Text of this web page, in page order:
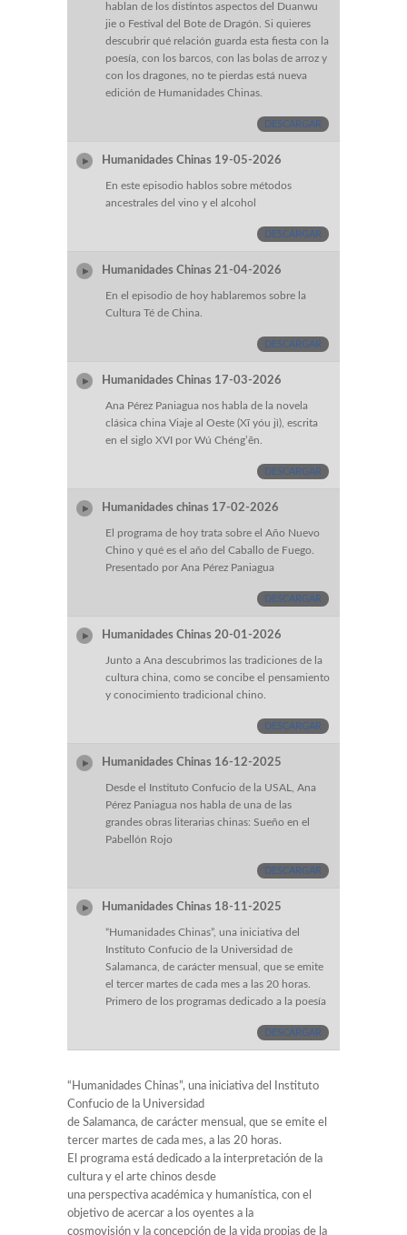
hablan de los distintos aspectos del Duanwu
jie o Festival del Bote de Dragón. Si quieres
descubrir qué relación guarda esta fiesta con la
poesía, con los barcos, con las bolas de arroz y
con los dragones, no te pierdas está nueva
edición de Humanidades Chinas.
DESCARGAR
Humanidades Chinas 19-05-2026
En este episodio hablos sobre métodos
ancestrales del vino y el alcohol
DESCARGAR
Humanidades Chinas 21-04-2026
En el episodio de hoy hablaremos sobre la
Cultura Té de China.
DESCARGAR
Humanidades Chinas 17-03-2026
Ana Pérez Paniagua nos habla de la novela
clásica china Viaje al Oeste (Xī yóu jì), escrita
en el siglo XVI por Wú Chéng’ēn.
DESCARGAR
Humanidades chinas 17-02-2026
El programa de hoy trata sobre el Año Nuevo
Chino y qué es el año del Caballo de Fuego.
Presentado por Ana Pérez Paniagua
DESCARGAR
Humanidades Chinas 20-01-2026
Junto a Ana descubrimos las tradiciones de la
cultura china, como se concibe el pensamiento
y conocimiento tradicional chino.
DESCARGAR
Humanidades Chinas 16-12-2025
Desde el Instituto Confucio de la USAL, Ana
Pérez Paniagua nos habla de una de las
grandes obras literarias chinas: Sueño en el
Pabellón Rojo
DESCARGAR
Humanidades Chinas 18-11-2025
“Humanidades Chinas”, una iniciativa del
Instituto Confucio de la Universidad de
Salamanca, de carácter mensual, que se emite
el tercer martes de cada mes a las 20 horas.
Primero de los programas dedicado a la poesía
DESCARGAR
“Humanidades Chinas”, una iniciativa del Instituto
Confucio de la Universidad
de Salamanca, de carácter mensual, que se emite el
tercer martes de cada mes, a las 20 horas.
El programa está dedicado a la interpretación de la
cultura y el arte chinos desde
una perspectiva académica y humanística, con el
objetivo de acercar a los oyentes a la
cosmovisión y la concepción de la vida propias de la